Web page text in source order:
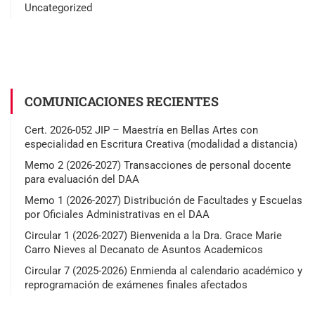
Uncategorized
COMUNICACIONES RECIENTES
Cert. 2026-052 JIP – Maestría en Bellas Artes con
especialidad en Escritura Creativa (modalidad a distancia)
Memo 2 (2026-2027) Transacciones de personal docente
para evaluación del DAA
Memo 1 (2026-2027) Distribución de Facultades y Escuelas
por Oficiales Administrativas en el DAA
Circular 1 (2026-2027) Bienvenida a la Dra. Grace Marie
Carro Nieves al Decanato de Asuntos Academicos
Circular 7 (2025-2026) Enmienda al calendario académico y
reprogramación de exámenes finales afectados